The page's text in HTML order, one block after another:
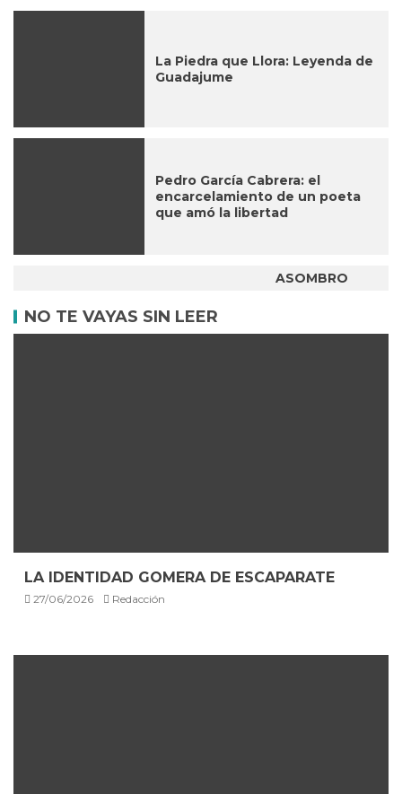
La Piedra que Llora: Leyenda de
Guadajume
Pedro García Cabrera: el
encarcelamiento de un poeta
que amó la libertad
ASOMBRO
NO TE VAYAS SIN LEER
LA IDENTIDAD GOMERA DE ESCAPARATE
27/06/2026 Redacción